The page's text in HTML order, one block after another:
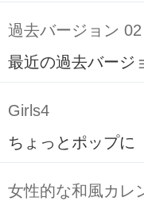
過去バージョン 02
最近の過去バージ
Girls4
ちょっとポップに
女性的な和風カレ